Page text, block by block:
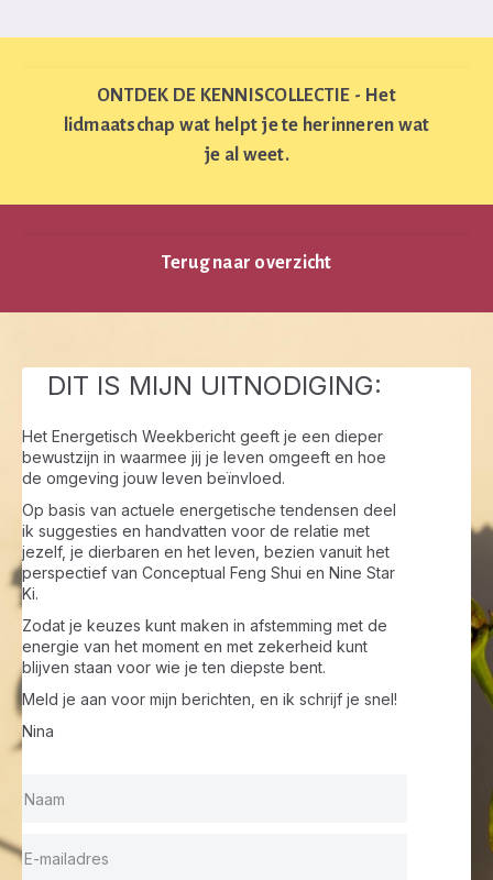
ONTDEK DE KENNISCOLLECTIE - Het
lidmaatschap wat helpt je te herinneren wat
je al weet.
Terug naar overzicht
DIT IS MIJN UITNODIGING:
Het Energetisch Weekbericht geeft je een dieper
bewustzijn in waarmee jij je leven omgeeft en hoe
de omgeving jouw leven beïnvloed.
Op basis van actuele energetische tendensen deel
ik suggesties en handvatten voor de relatie met
jezelf, je dierbaren en het leven, bezien vanuit het
perspectief van Conceptual Feng Shui en Nine Star
Ki.
Zodat je keuzes kunt maken in afstemming met de
energie van het moment en met zekerheid kunt
blijven staan voor wie je ten diepste bent.
Meld je aan voor mijn berichten, en ik schrijf je snel!
Nina